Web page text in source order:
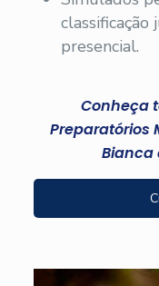
presencial.
Conheça
Preparatórios
Bianca